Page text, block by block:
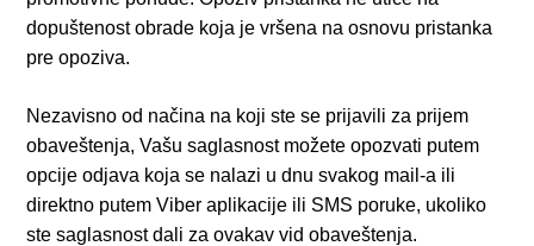
dopuštenost obrade koja je vršena na osnovu pristanka
pre opoziva.
Nezavisno od načina na koji ste se prijavili za prijem
obaveštenja, Vašu saglasnost možete opozvati putem
opcije odjava koja se nalazi u dnu svakog mail-a ili
direktno putem Viber aplikacije ili SMS poruke, ukoliko
ste saglasnost dali za ovakav vid obaveštenja.